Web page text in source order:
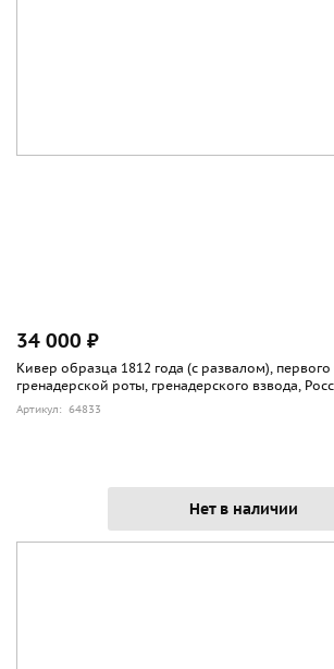
34 000 ₽
Кивер образца 1812 года (с развалом),
гренадерской роты, гренадерского взвода,
Артикул: 64833
Нет в наличии